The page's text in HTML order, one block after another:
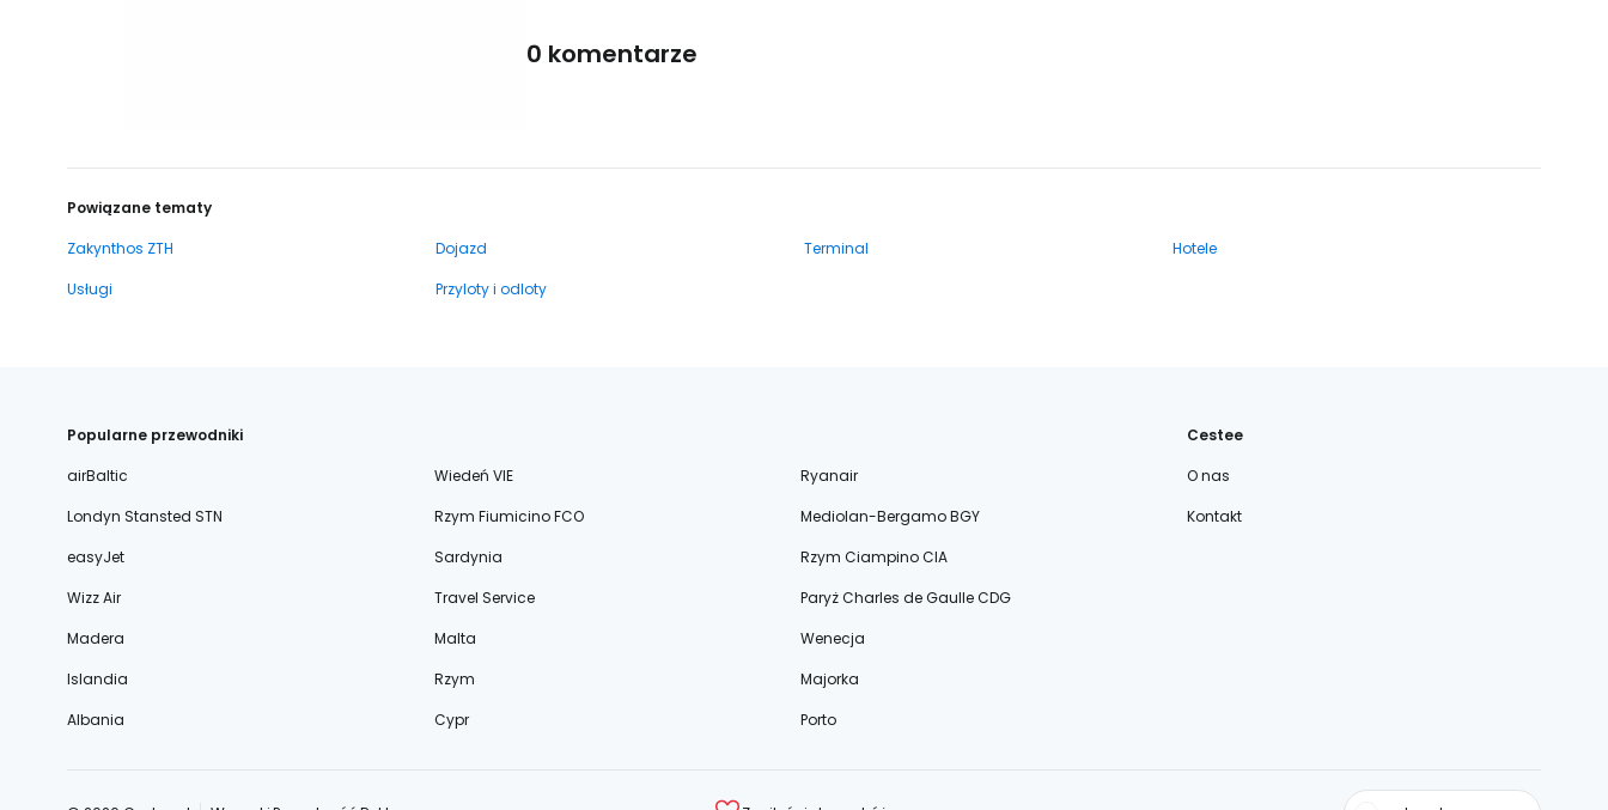
0 komentarze
Powiązane tematy
Zakynthos ZTH
Dojazd Terminal
Hotele
Usługi
Przyloty i odloty
Popularne przewodniki
airBaltic
Wiedeń VIE
Ryanair
Londyn Stansted STN
Rzym Fiumicino FCO
Mediolan-Bergamo BGY
easyJet
Sardynia
Rzym Ciampino CIA
Wizz Air
Travel Service
Paryż Charles de Gaulle CDG
Madera
Malta
Wenecja
Islandia
Rzym
Majorka
Albania
Cypr Porto
Cestee
O nas
Kontakt
cestee.com